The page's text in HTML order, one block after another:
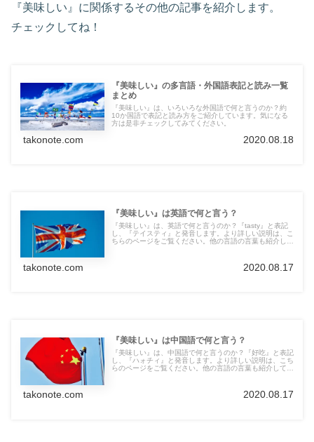
『美味しい』に関係するその他の記事を紹介します。
チェックしてね！
『美味しい』の多言語・外国語表記と読み一覧
まとめ
『美味しい』は、いろいろな外国語で何と言うのか？約
10か国語で表記と読み方をご紹介しています。気になる
方は是非チェックしてみてください。
takonote.com 2020.08.18
『美味しい』は英語で何と言う？
『美味しい』は、英語で何と言うのか？『tasty』と表記
し、『テイスティ』と発音します。より詳しい説明は、こ
ちらのページをご覧ください。他の言語の言葉も紹介して
takonote.com 2020.08.17
『美味しい』は中国語で何と言う？
『美味しい』は、中国語で何と言うのか？『好吃』と表記
し、『ハォチィ』と発音します。より詳しい説明は、こち
らのページをご覧ください。他の言語の言葉も紹介してい
takonote.com 2020.08.17